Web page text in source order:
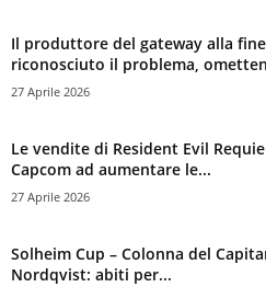
Il produttore del gateway alla
riconosciuto il problema,
27 Aprile 2026
Le vendite di Resident Evil
Capcom ad aumentare le...
27 Aprile 2026
Solheim Cup – Colonna del
Nordqvist: abiti per...